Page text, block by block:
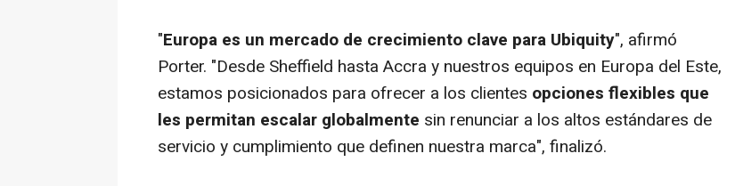
"Europa es un mercado de crecimiento clave para Ubiquity", afirmó
Porter. "Desde Sheffield hasta Accra y nuestros equipos en Europa del Este,
estamos posicionados para ofrecer a los clientes opciones flexibles que
les permitan escalar globalmente sin renunciar a los altos estándares de
servicio y cumplimiento que definen nuestra marca", finalizó.